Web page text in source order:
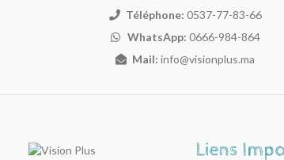
Téléphone: 0537-77-83-66
WhatsApp: 0666-984-864
Mail: info@visionplus.ma